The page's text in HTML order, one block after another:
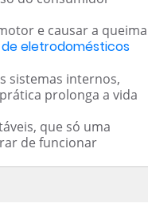
e causar a queima
eletrodomésticos
sistemas internos,
prolonga a vida
que só uma
de funcionar